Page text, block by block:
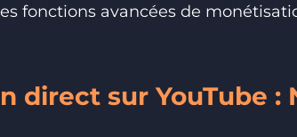
fonctions avancées de
direct sur YouTube :